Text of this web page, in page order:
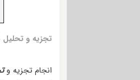
تجزیه و تحلیل
انجام تجزیه و